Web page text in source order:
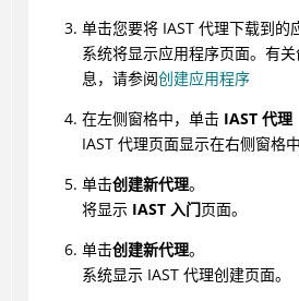
单击您要将 IAST 代理下载到的
系统将显示应用程序页面。有
息，请参阅创建应用程序
在左侧窗格中，单击 IAST 代理
IAST 代理页面显示在右侧窗格中
单击创建新代理。
将显示 IAST 入门页面。
单击创建新代理。
系统显示 IAST 代理创建页面。